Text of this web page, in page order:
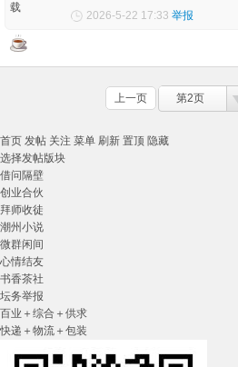
载
2026-5-22 17:33 举报
上一页 第2页
首页 发帖 关注 菜单 刷新 置顶 隐藏
选择发帖版块
借问隔壁
创业合伙
拜师收徒
潮州小说
微群闲间
心情结友
书香茶社
坛务举报
百业＋综合＋供求
快递＋物流＋包装